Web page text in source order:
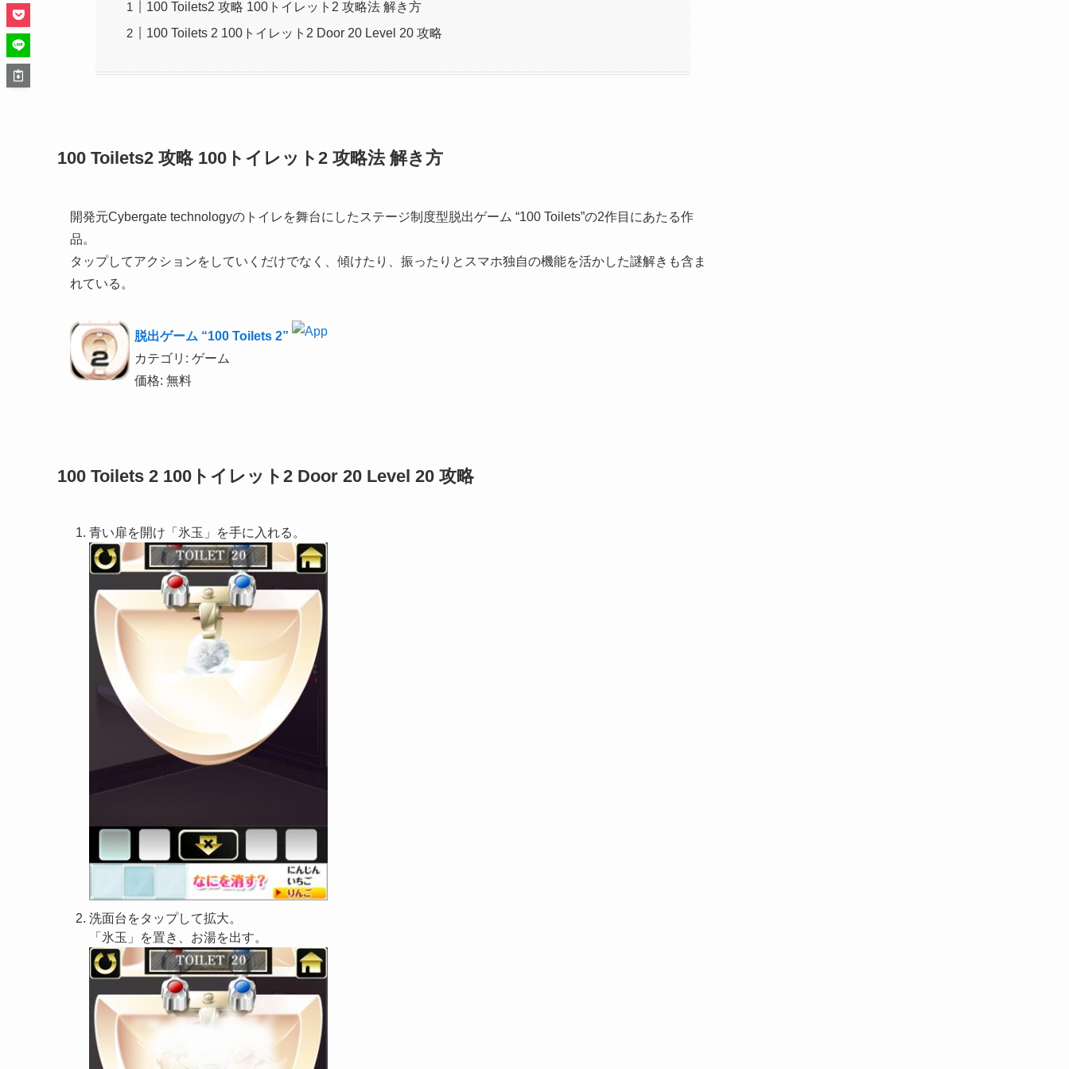
100 Toilets2 攻略 100トイレット2 攻略法 解き方
100 Toilets 2 100トイレット2 Door 20 Level 20 攻略
100 Toilets2 攻略 100トイレット2 攻略法 解き方
開発元Cybergate technologyのトイレを舞台にしたステージ制度型脱出ゲーム “100 Toilets”の2作目にあたる作
品。
タップしてアクションをしていくだけでなく、傾けたり、振ったりとスマホ独自の機能を活かした謎解きも含ま
れている。
脱出ゲーム “100 Toilets 2”
カテゴリ: ゲーム
価格: 無料
100 Toilets 2 100トイレット2 Door 20 Level 20 攻略
青い扉を開け「氷玉」を手に入れる。
洗面台をタップして拡大。
「氷玉」を置き、お湯を出す。